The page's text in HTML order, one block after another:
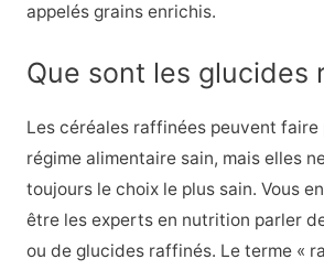
appelés grains enrichis.
Que sont les glucides
Les céréales raffinées peuvent faire
régime alimentaire sain, mais elles
toujours le choix le plus sain. Vous
être les experts en nutrition parler
ou de glucides raffinés. Le terme «